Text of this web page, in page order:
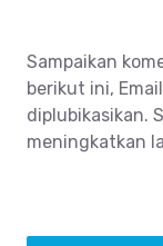
Sampaikan
berikut ini,
diplubikasikan.
meningkatkan